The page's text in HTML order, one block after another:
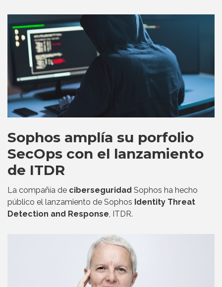
Sophos amplía su porfolio
SecOps con el lanzamiento
de ITDR
La compañía de ciberseguridad Sophos ha hecho
público el lanzamiento de Sophos Identity Threat
Detection and Response, ITDR.